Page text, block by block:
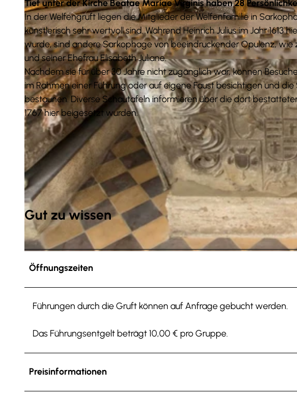
CC-BY-SA
Tief unter der Kirche Beatae Mariae Virginis haben 28
In der Welfengruft liegen die Mitglieder der Welfenfamilie in
künstlerisch sehr wertvoll sind. Während Heinrich Julius im Jahr
wurde, sind andere Sarkophage von beeindruckender Opulenz, wie
und seiner Ehefrau Elisabeth Juliane.
Nachdem sie für über 30 Jahre nicht zugänglich war, können
im Rahmen einer Führung oder auf eigene Faust besichtigen und
bestaunen. Diverse Schautafeln informieren über die dort
1767 hier beigesetzt wurden.
Gut zu wissen
Öffnungszeiten
Führungen durch die Gruft können auf Anfrage gebucht werden.
Das Führungsentgelt beträgt 10,00 € pro Gruppe.
Preisinformationen